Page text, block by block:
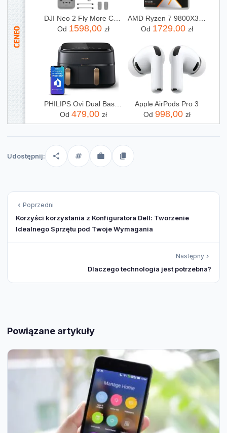
DJI Neo 2 Fly More Combo (RC-N3)
Od 1598,00 zł
AMD Ryzen 7 9800X3D 4,7GHz OEM
Od 1729,00 zł
PHILIPS Ovi Dual Basket AirFryer NA352/00
Od 479,00 zł
Apple AirPods Pro 3
Od 998,00 zł
Udostępnij:
Poprzedni
Korzyści korzystania z Konfiguratora Dell: Tworzenie
Idealnego Sprzętu pod Twoje Wymagania
Następny
Dlaczego technologia jest potrzebna?
Powiązane artykuły